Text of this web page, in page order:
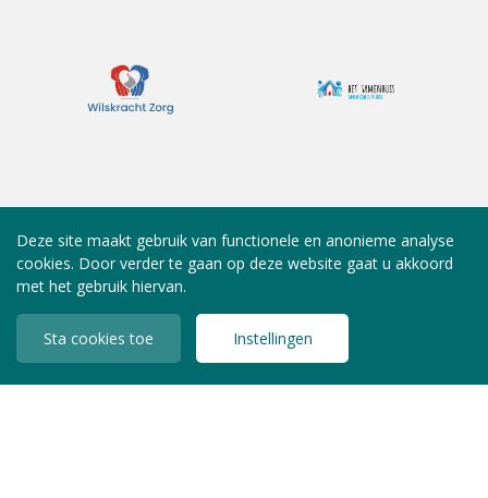
Deze site maakt gebruik van functionele en anonieme analyse
cookies. Door verder te gaan op deze website gaat u akkoord
met het gebruik hiervan.
Sta cookies toe Instellingen